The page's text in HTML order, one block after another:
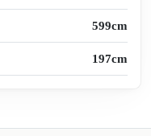
599cm
197cm